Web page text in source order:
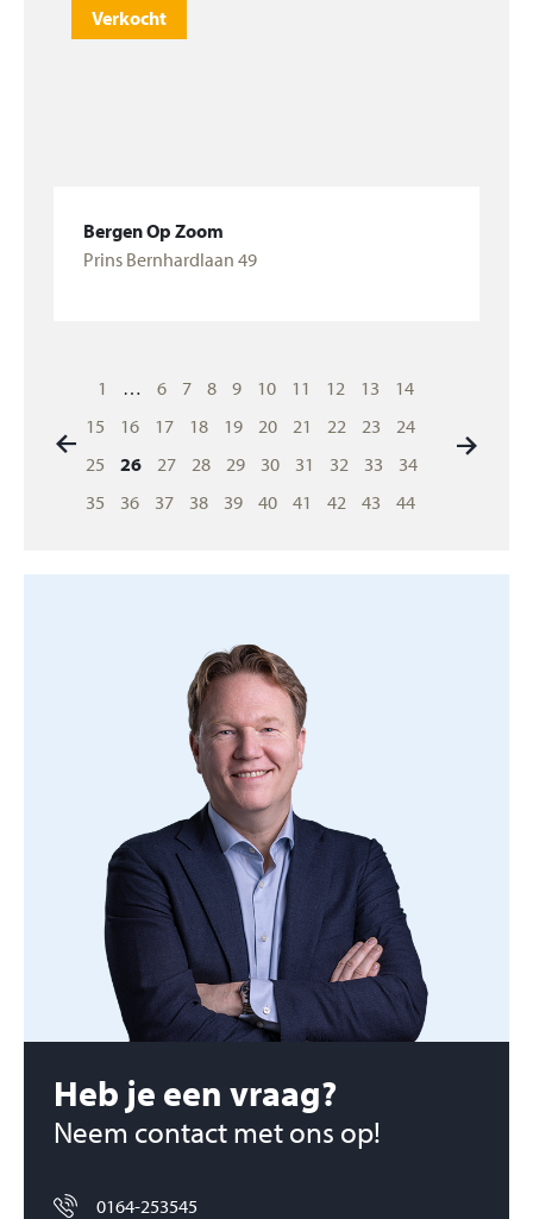
Verkocht
Bergen Op Zoom
Prins Bernhardlaan 49
Berichten
paginering
1 … 6 7 8 9 10 11 12 13
14
15
16 17 18 19 20 21 22 23
24
25
26 27 28 29 30 31 32 33
34
35
36 37 38 39 40 41 42 43 44
Heb je een vraag?
Neem contact met ons op!
0164-253545